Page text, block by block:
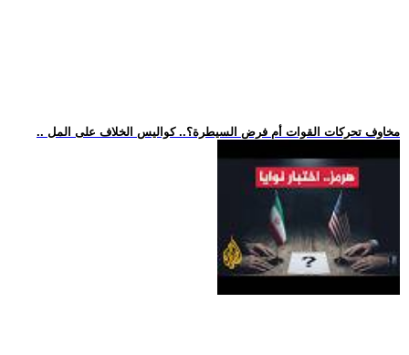
.. مخاوف تحركات القوات أم فرض السيطرة؟.. كواليس الخلاف على المل